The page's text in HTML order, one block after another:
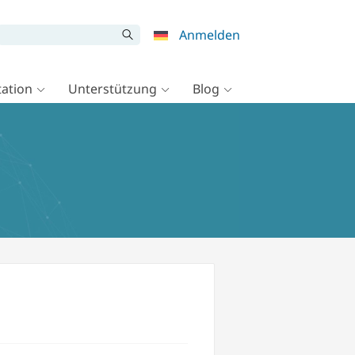
Anmelden
Unterstützung Blog